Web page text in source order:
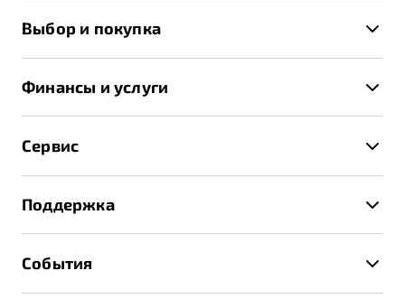
X70
Выбор и покупка
Записаться на тест-драйв
Получить предложение
Финансы и услуги
Страхование
Расчет КАСКО
Сервис
Техническое обслуживание
Калькулятор ТО
Поддержка
События